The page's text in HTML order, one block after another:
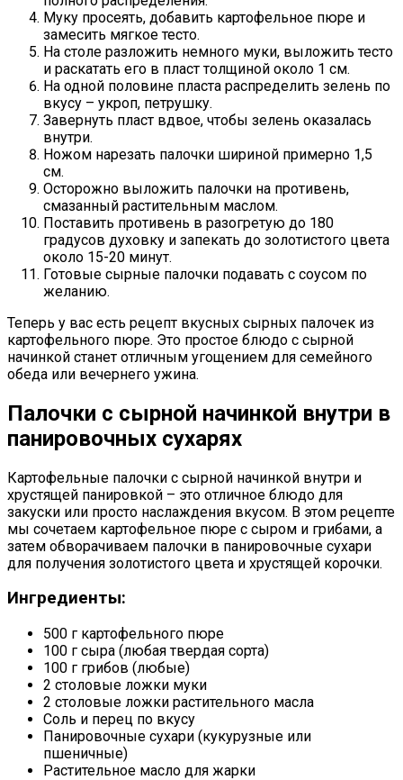
Муку просеять, добавить картофельное пюре и
замесить мягкое тесто.
На столе разложить немного муки, выложить тесто
и раскатать его в пласт толщиной около 1 см.
На одной половине пласта распределить зелень по
вкусу – укроп, петрушку.
Завернуть пласт вдвое, чтобы зелень оказалась
внутри.
Ножом нарезать палочки шириной примерно 1,5
см.
Осторожно выложить палочки на противень,
смазанный растительным маслом.
Поставить противень в разогретую до 180
градусов духовку и запекать до золотистого цвета
около 15-20 минут.
Готовые сырные палочки подавать с соусом по
желанию.
Теперь у вас есть рецепт вкусных сырных палочек из
картофельного пюре. Это простое блюдо с сырной
начинкой станет отличным угощением для семейного
обеда или вечернего ужина.
Палочки с сырной начинкой внутри в
панировочных сухарях
Картофельные палочки с сырной начинкой внутри и
хрустящей панировкой – это отличное блюдо для
закуски или просто наслаждения вкусом. В этом рецепте
мы сочетаем картофельное пюре с сыром и грибами, а
затем обворачиваем палочки в панировочные сухари
для получения золотистого цвета и хрустящей корочки.
Ингредиенты:
500 г картофельного пюре
100 г сыра (любая твердая сорта)
100 г грибов (любые)
2 столовые ложки муки
2 столовые ложки растительного масла
Соль и перец по вкусу
Панировочные сухари (кукурузные или
пшеничные)
Растительное масло для жарки